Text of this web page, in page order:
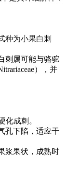
种为小果白刺
刺属可能与骆驼
），并
化成刺。
孔下陷，适应干
浆果状，成熟时